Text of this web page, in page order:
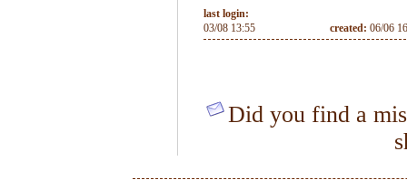
last login:
03/08 13:55
created: 06/06
Did you find a